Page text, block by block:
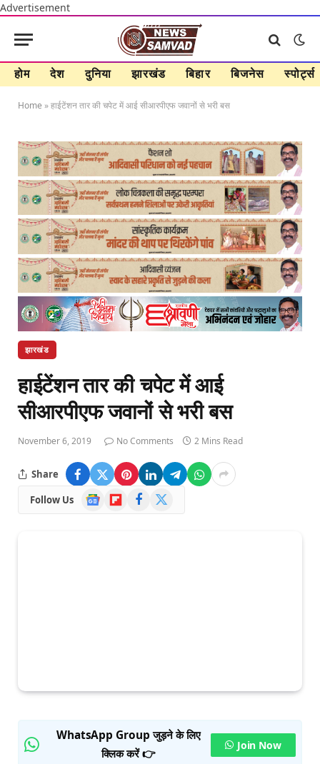
Advertisement
होम देश दुनिया झारखंड बिहार बिजनेस स्पोर्ट्स
Home »हाईटेंशन तार की चपेट में आई सीआरपीएफ जवानों से भरी बस
झारखंड
हाईटेंशन तार की चपेट में आई
सीआरपीएफ जवानों से भरी बस
November 6, 2019 No Comments 2 Mins Read
Share
Follow Us
Google
News
FlipboardFacebook
WhatsApp Group जुड़ने के लिए
क्लिक करें 👉
Join Now